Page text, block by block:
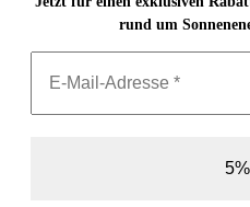
rund um